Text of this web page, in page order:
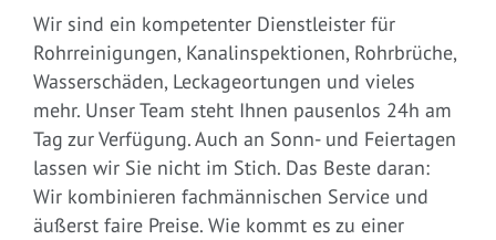
Wir sind ein kompetenter Dienstleister für
Rohrreinigungen, Kanalinspektionen, Rohrbrüche,
Wasserschäden, Leckageortungen und vieles
mehr. Unser Team steht Ihnen pausenlos 24h am
Tag zur Verfügung. Auch an Sonn- und Feiertagen
lassen wir Sie nicht im Stich. Das Beste daran:
Wir kombinieren fachmännischen Service und
äußerst faire Preise. Wie kommt es zu einer